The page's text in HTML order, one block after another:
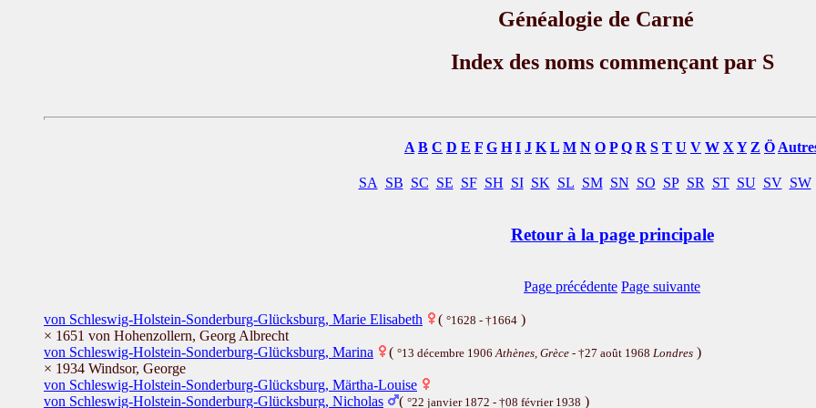
Généalogie de Carné
Index des noms commençant par S
A B C D E F G H I J K L M N O P Q R S T U V W X Y Z Ö
SA SB SC SE SF SH SI SK SL SM SN SO SP SR ST SU SV SW
Retour à la page principale
Page précédente Page suivante
von Schleswig-Holstein-Sonderburg-Glücksburg, Marie Elisabeth ( °1628 - †1664 )
× 1651 von Hohenzollern, Georg Albrecht
von Schleswig-Holstein-Sonderburg-Glücksburg, Marina
( °13 décembre 1906 Athènes, Grèce - †27 août 1968 Londres )
× 1934 Windsor, George
von Schleswig-Holstein-Sonderburg-Glücksburg, Märtha-Louise
von Schleswig-Holstein-Sonderburg-Glücksburg, Nicholas
( °22 janvier 1872 - †08 février 1938 )